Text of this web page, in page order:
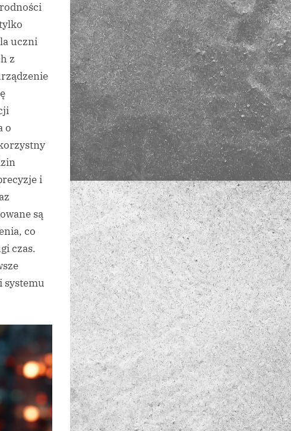
uczni
z
o
i
są
co
czas.
systemu